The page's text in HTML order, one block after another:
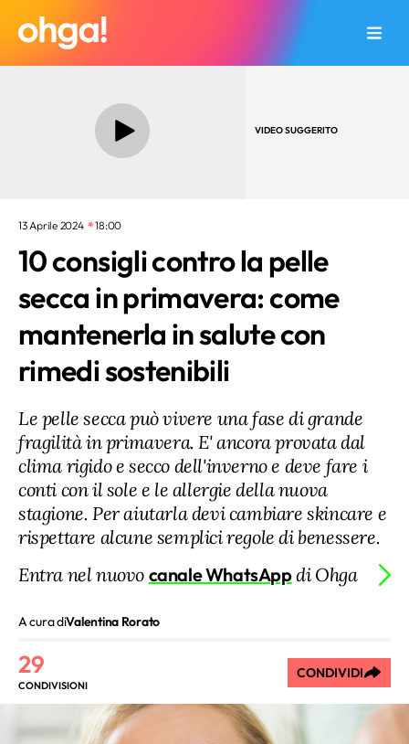
VIDEO SUGGERITO
13 Aprile 2024 18:00
10 consigli contro la pelle
secca in primavera: come
mantenerla in salute con
rimedi sostenibili
Le pelle secca può vivere una fase di grande
fragilità in primavera. E' ancora provata dal
clima rigido e secco dell'inverno e deve fare i
conti con il sole e le allergie della nuova
stagione. Per aiutarla devi cambiare skincare e
rispettare alcune semplici regole di benessere.
Entra nel nuovo canale WhatsAppdi Ohga
A cura diValentina Rorato
29
CONDIVISIONI
CONDIVIDI